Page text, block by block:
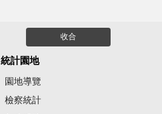
收合
統計園地
園地導覽
檢察統計